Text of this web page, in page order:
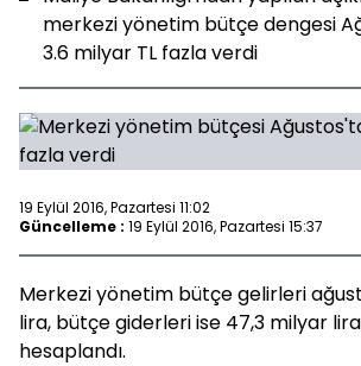
merkezi yönetim bütçe dengesi
3.6 milyar TL fazla verdi
19 Eylül 2016, Pazartesi 11:02
Güncelleme : 19 Eylül 2016, Pazartesi 15:37
Merkezi yönetim bütçe gelirleri
lira, bütçe giderleri ise 47,3 milyar
hesaplandı.